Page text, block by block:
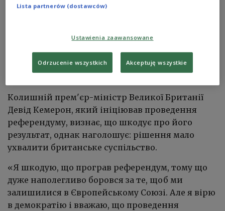
як 48 відсотків проголосували за збереження
членства. Після цього розпочався тривалий
процес переговорів, а офіційно Велика
Колишній прем'єр-міністр Великої Британії
Девід Кемерон, який ініціював проведення
референдуму, визнає, що шкодує про його
результат, однак наголошує: рішення мало
ухвалити британське суспільство.
«Я шкодую, що програв референдум, тому що
дуже наполегливо боровся за те, щоб ми
залишилися в Європейському Союзі. Але я вірю
в демократію і вважаю, що проведення
Lista partnerów (dostawców)
Ustawienia zaawansowane
Odrzucenie wszystkich Akceptuję wszystkie